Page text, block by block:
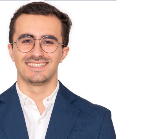
Guimarães, agora!
SUBSCREVA JÁ!